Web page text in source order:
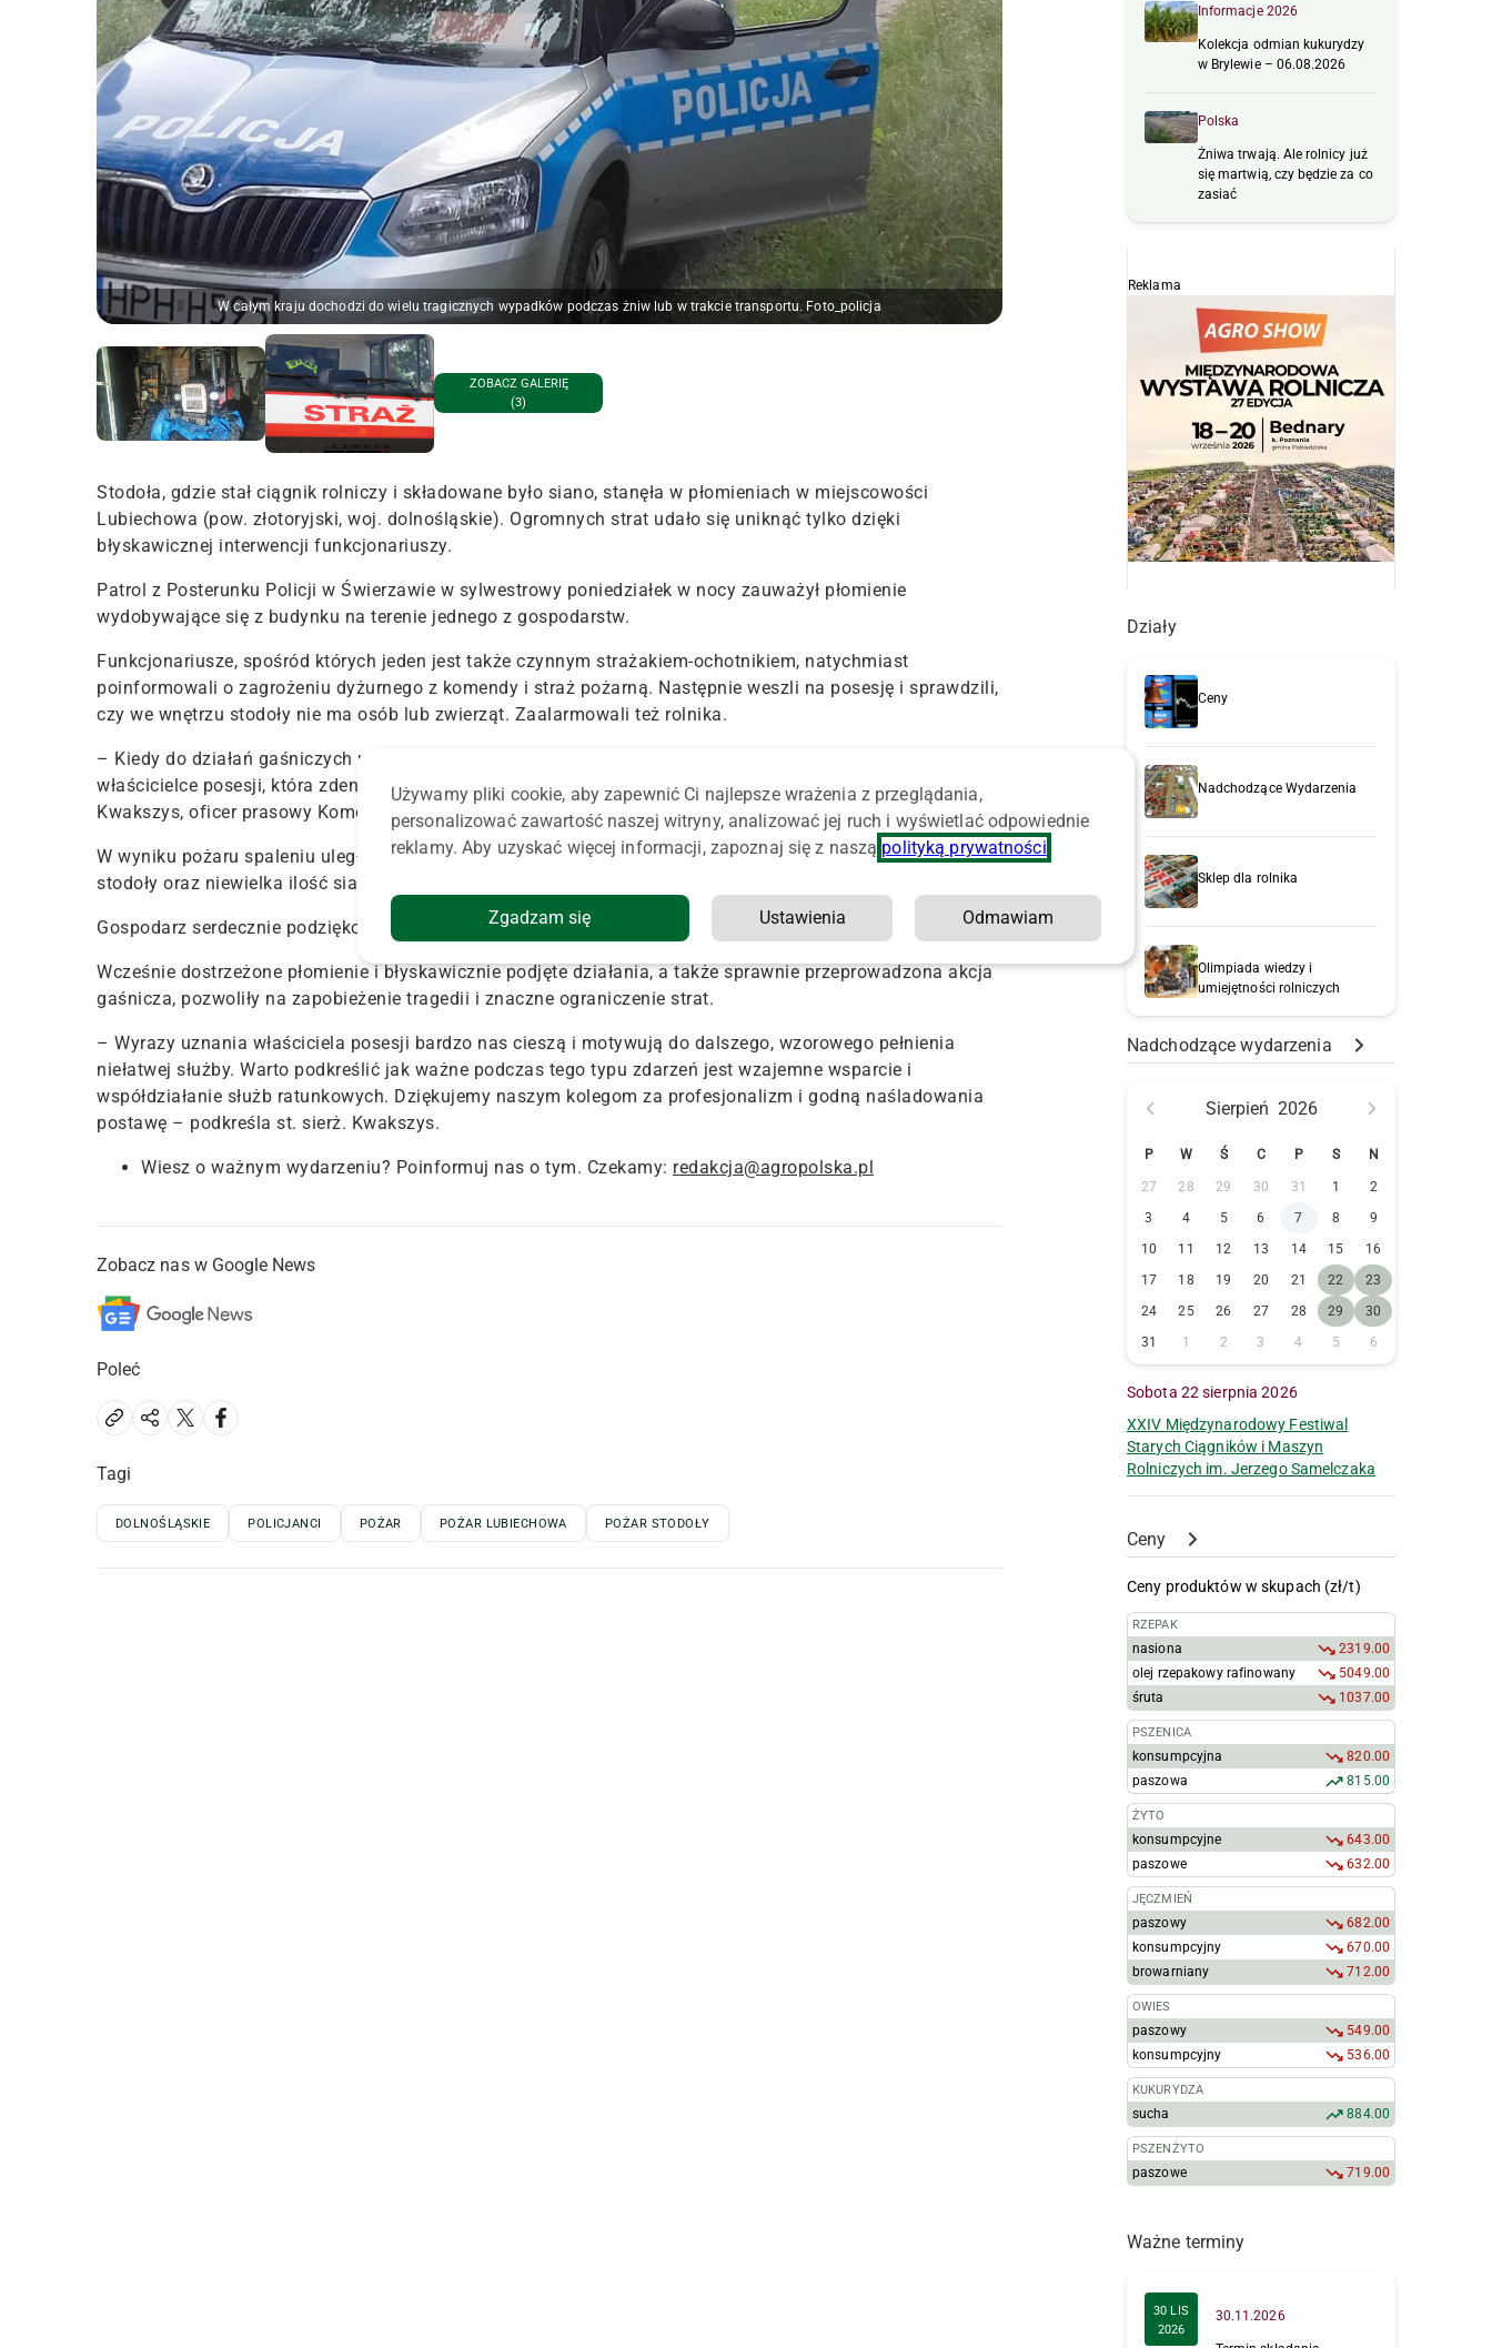
W całym kraju dochodzi do wielu tragicznych wypadków podczas żniw lub w trakcie transportu. Foto_policja
ZOBACZ GALERIĘ
(3)
Stodoła, gdzie stał ciągnik rolniczy i składowane było siano, stanęła w płomieniach w miejscowości
Lubiechowa (pow. złotoryjski, woj. dolnośląskie). Ogromnych strat udało się uniknąć tylko dzięki
błyskawicznej interwencji funkcjonariuszy.
Patrol z Posterunku Policji w Świerzawie w sylwestrowy poniedziałek w nocy zauważył płomienie
wydobywające się z budynku na terenie jednego z gospodarstw.
Funkcjonariusze, spośród których jeden jest także czynnym strażakiem-ochotnikiem, natychmiast
poinformowali o zagrożeniu dyżurnego z komendy i straż pożarną. Następnie weszli na posesję i sprawdzili,
czy we wnętrzu stodoły nie ma osób lub zwierząt. Zaalarmowali też rolnika.
– Kiedy do działań gaśniczych przystąpili strażacy, policjanci udzielali pierwszej pomocy przedmedycznej
właścicielce posesji, która zdenerwowana całą sytuacją, zasłabła – relacjonuje st. sierż. Dominika
Kwakszys, oficer prasowy Komendy Powiatowej Policji w Złotoryi.
W wyniku pożaru spaleniu uległo pomieszczenie, w którym znajdował się ciągnik rolniczy, poszycie dachu
stodoły oraz niewielka ilość siana.
Gospodarz serdecznie podziękował stróżom prawa za czujność i zaangażowanie w tej trudnej sytuacji.
Wcześnie dostrzeżone płomienie i błyskawicznie podjęte działania, a także sprawnie przeprowadzona akcja
gaśnicza, pozwoliły na zapobieżenie tragedii i znaczne ograniczenie strat.
– Wyrazy uznania właściciela posesji bardzo nas cieszą i motywują do dalszego, wzorowego pełnienia
niełatwej służby. Warto podkreślić jak ważne podczas tego typu zdarzeń jest wzajemne wsparcie i
współdziałanie służb ratunkowych. Dziękujemy naszym kolegom za profesjonalizm i godną naśladowania
postawę – podkreśla st. sierż. Kwakszys.
Wiesz o ważnym wydarzeniu? Poinformuj nas o tym. Czekamy: redakcja@agropolska.pl
Zobacz nas w Google News
Poleć
Tagi
DOLNOŚLĄSKIE POLICJANCI POŻAR POŻAR LUBIECHOWA POŻAR STODOŁY
Informacje 2026
Kolekcja odmian kukurydzy
w Brylewie – 06.08.2026
Polska
Żniwa trwają. Ale rolnicy już
się martwią, czy będzie za co
zasiać
Reklama
Działy
Ceny
Nadchodzące Wydarzenia
Sklep dla rolnika
Olimpiada wiedzy i
umiejętności rolniczych
Nadchodzące wydarzenia
Sierpień 2026
P W Ś C P S N
27 28 29 30 31 1
2
3
4 5 6 7 8
9
10
11 12 13 14 15
16
17
18 19 20 21 22
23
24
25 26 27 28 29
30
31
1 2 3 4 5 6
Sobota 22 sierpnia 2026
XXIV Międzynarodowy Festiwal
Starych Ciągników i Maszyn
Rolniczych im. Jerzego Samelczaka
Ceny
Ceny produktów w skupach (zł/t)
RZEPAK
nasiona
2319.00
olej rzepakowy rafinowany
5049.00
śruta
1037.00
PSZENICA
konsumpcyjna
820.00
paszowa
815.00
ŻYTO
konsumpcyjne
643.00
paszowe
632.00
JĘCZMIEŃ
paszowy
682.00
konsumpcyjny
670.00
browarniany
712.00
OWIES
paszowy
549.00
konsumpcyjny
536.00
KUKURYDZA
sucha 884.00
PSZENŻYTO
paszowe 719.00
Ważne terminy
30 LIS
2026
30.11.2026
Używamy pliki cookie, aby zapewnić Ci najlepsze wrażenia z przeglądania,
personalizować zawartość naszej witryny, analizować jej ruch i wyświetlać odpowiednie
reklamy. Aby uzyskać więcej informacji, zapoznaj się z naszą polityką prywatności
Zgadzam się Ustawienia Odmawiam